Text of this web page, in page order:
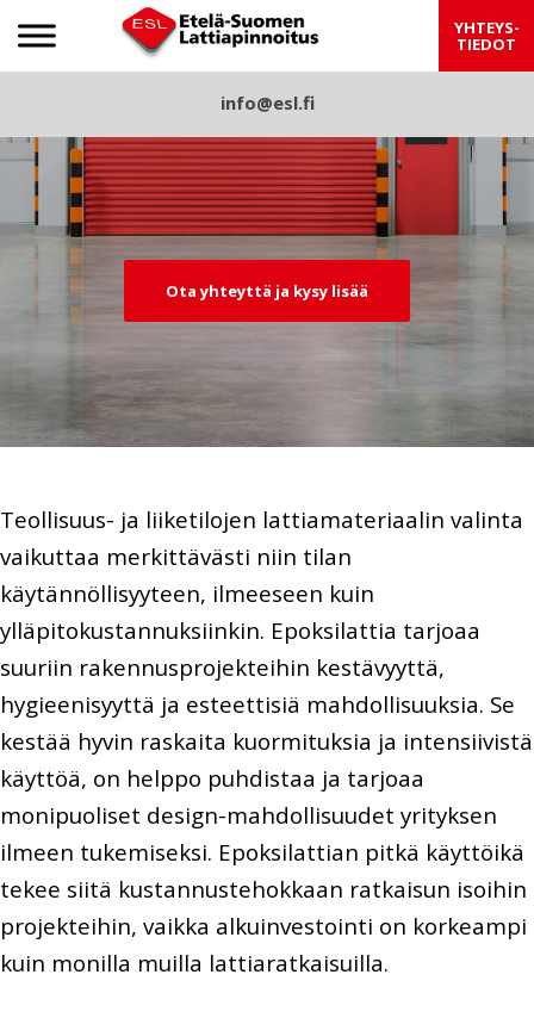
Etelä-Suomen LattiapinnoitusYHTEYS-
TIEDOT
info@esl.fi
viou
t
Ota yhteyttä ja kysy lisää
Teollisuus- ja liiketilojen lattiamateriaalin valinta
vaikuttaa merkittävästi niin tilan
käytännöllisyyteen, ilmeeseen kuin
ylläpitokustannuksiinkin. Epoksilattia tarjoaa
suuriin rakennusprojekteihin kestävyyttä,
hygieenisyyttä ja esteettisiä mahdollisuuksia. Se
kestää hyvin raskaita kuormituksia ja intensiivistä
käyttöä, on helppo puhdistaa ja tarjoaa
monipuoliset design-mahdollisuudet yrityksen
ilmeen tukemiseksi. Epoksilattian pitkä käyttöikä
tekee siitä kustannustehokkaan ratkaisun isoihin
projekteihin, vaikka alkuinvestointi on korkeampi
kuin monilla muilla lattiaratkaisuilla.